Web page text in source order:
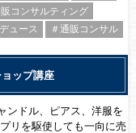
コンサルティング
ュース ＃通販コンサル
ョップ講座
ンドル、ピアス、洋服を
リを駆使しても一向に売